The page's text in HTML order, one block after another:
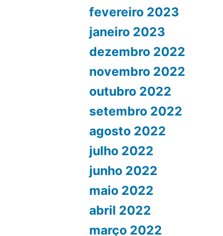
fevereiro 2023
janeiro 2023
dezembro 2022
novembro 2022
outubro 2022
setembro 2022
agosto 2022
julho 2022
junho 2022
maio 2022
abril 2022
março 2022